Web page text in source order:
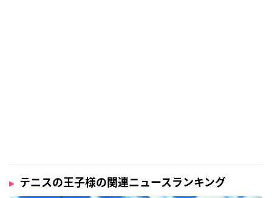
テニスの王子様の関連ニュースランキング